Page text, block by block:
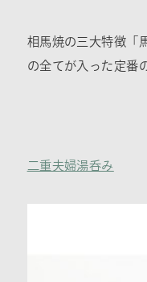
相馬焼の三大特徴「
の全てが入った定番
二重夫婦湯呑み